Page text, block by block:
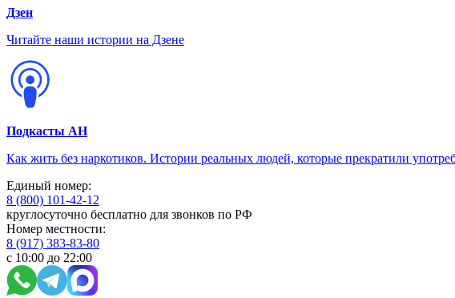
Дзен
Читайте наши истории на Дзене
Подкасты АН
Как жить без наркотиков. Истории реальных людей, которые прекратили
Единый номер:
8 (800) 101-42-12
круглосуточно бесплатно для звонков по РФ
Номер местности:
8 (917) 383-83-80
с 10:00 до 22:00